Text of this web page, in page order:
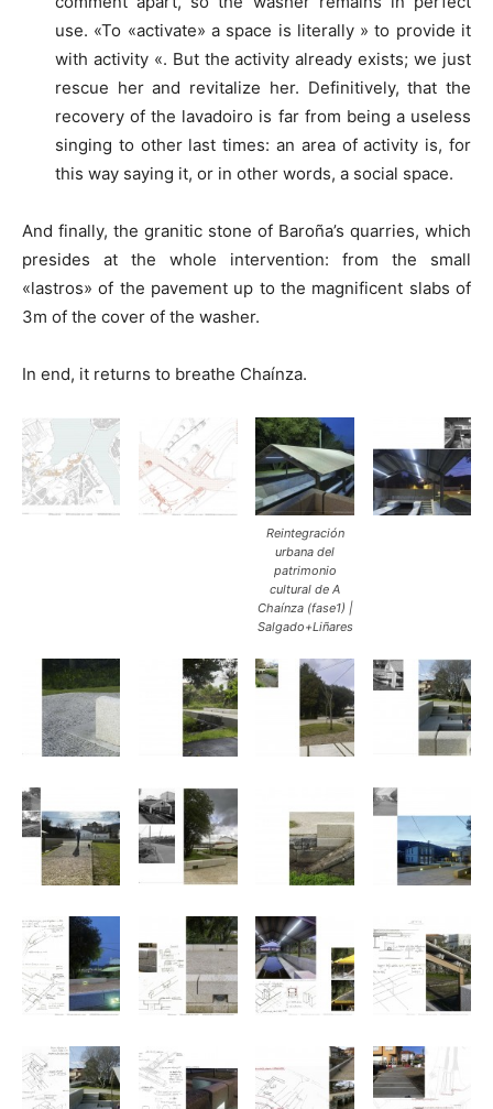
use. «To «activate» a space is literally » to provide it
with activity «. But the activity already exists; we just
rescue her and revitalize her. Definitively, that the
recovery of the lavadoiro is far from being a useless
singing to other last times: an area of activity is, for
this way saying it, or in other words, a social space.
And finally, the granitic stone of Baroña’s quarries, which
presides at the whole intervention: from the small
«lastros» of the pavement up to the magnificent slabs of
3m of the cover of the washer.
In end, it returns to breathe Chaínza.
Reintegración
urbana del
patrimonio
cultural de A
Chaínza (fase1) |
Salgado+Liñares